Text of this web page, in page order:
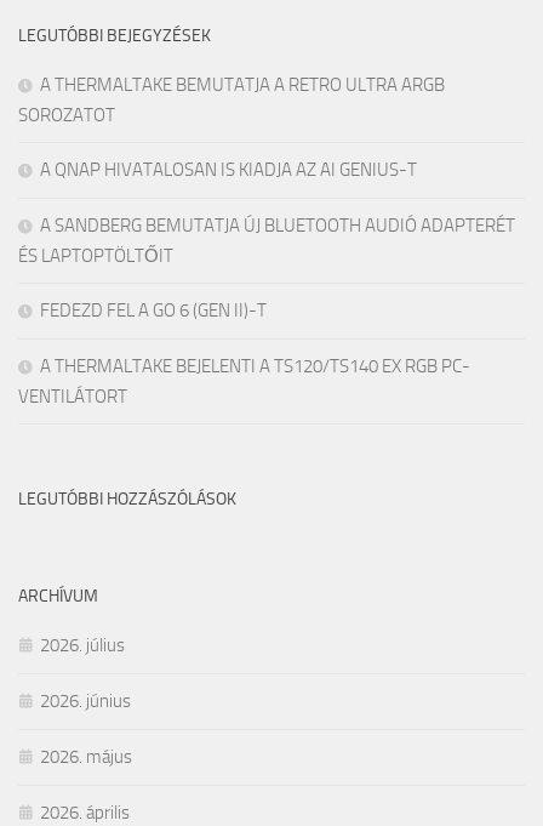
LEGUTÓBBI BEJEGYZÉSEK
A THERMALTAKE BEMUTATJA A RETRO ULTRA ARGB
SOROZATOT
A QNAP HIVATALOSAN IS KIADJA AZ AI GENIUS-T
A SANDBERG BEMUTATJA ÚJ BLUETOOTH AUDIÓ ADAPTERÉT
ÉS LAPTOPTÖLTŐIT
FEDEZD FEL A GO 6 (GEN II)-T
A THERMALTAKE BEJELENTI A TS120/TS140 EX RGB PC-
VENTILÁTORT
LEGUTÓBBI HOZZÁSZÓLÁSOK
ARCHÍVUM
2026. július
2026. június
2026. május
2026. április